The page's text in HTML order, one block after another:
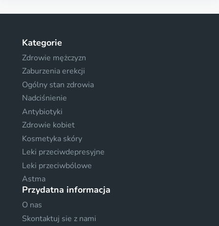
Kategorie
Zdrowie mężczyzn
Zaburzenia erekcji
Ogólny stan zdrowia
Nadciśnienie
Antybiotyki
Zdrowie kobiet
Kosmetyka skóry
Leki przeciwdepresyjne
Leki przeciwbólowe
Astma
Przydatna informacja
O nas
Skontaktuj sie z nami